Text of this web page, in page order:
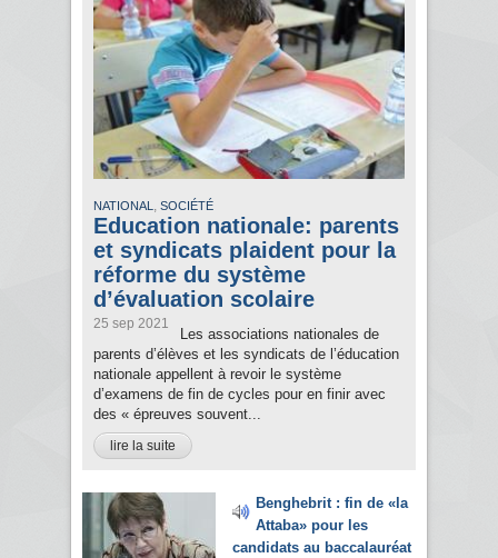
NATIONAL , SOCIÉTÉ
Education nationale: parents
et syndicats plaident pour la
réforme du système
d’évaluation scolaire
25 sep 2021
Les associations nationales de
parents d’élèves et les syndicats de l’éducation
nationale appellent à revoir le système
d’examens de fin de cycles pour en finir avec
des « épreuves souvent...
lire la suite
Benghebrit : fin de «la
Attaba» pour les
candidats au baccalauréat